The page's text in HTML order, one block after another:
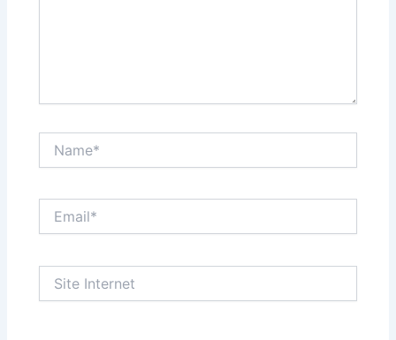
Internet